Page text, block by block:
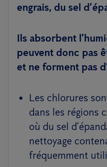
engrais, du sel
Ils absorbent
peuvent donc pas
et ne forment pas
Les chlorures
dans les régions
où du sel
nettoyage
fréquemment